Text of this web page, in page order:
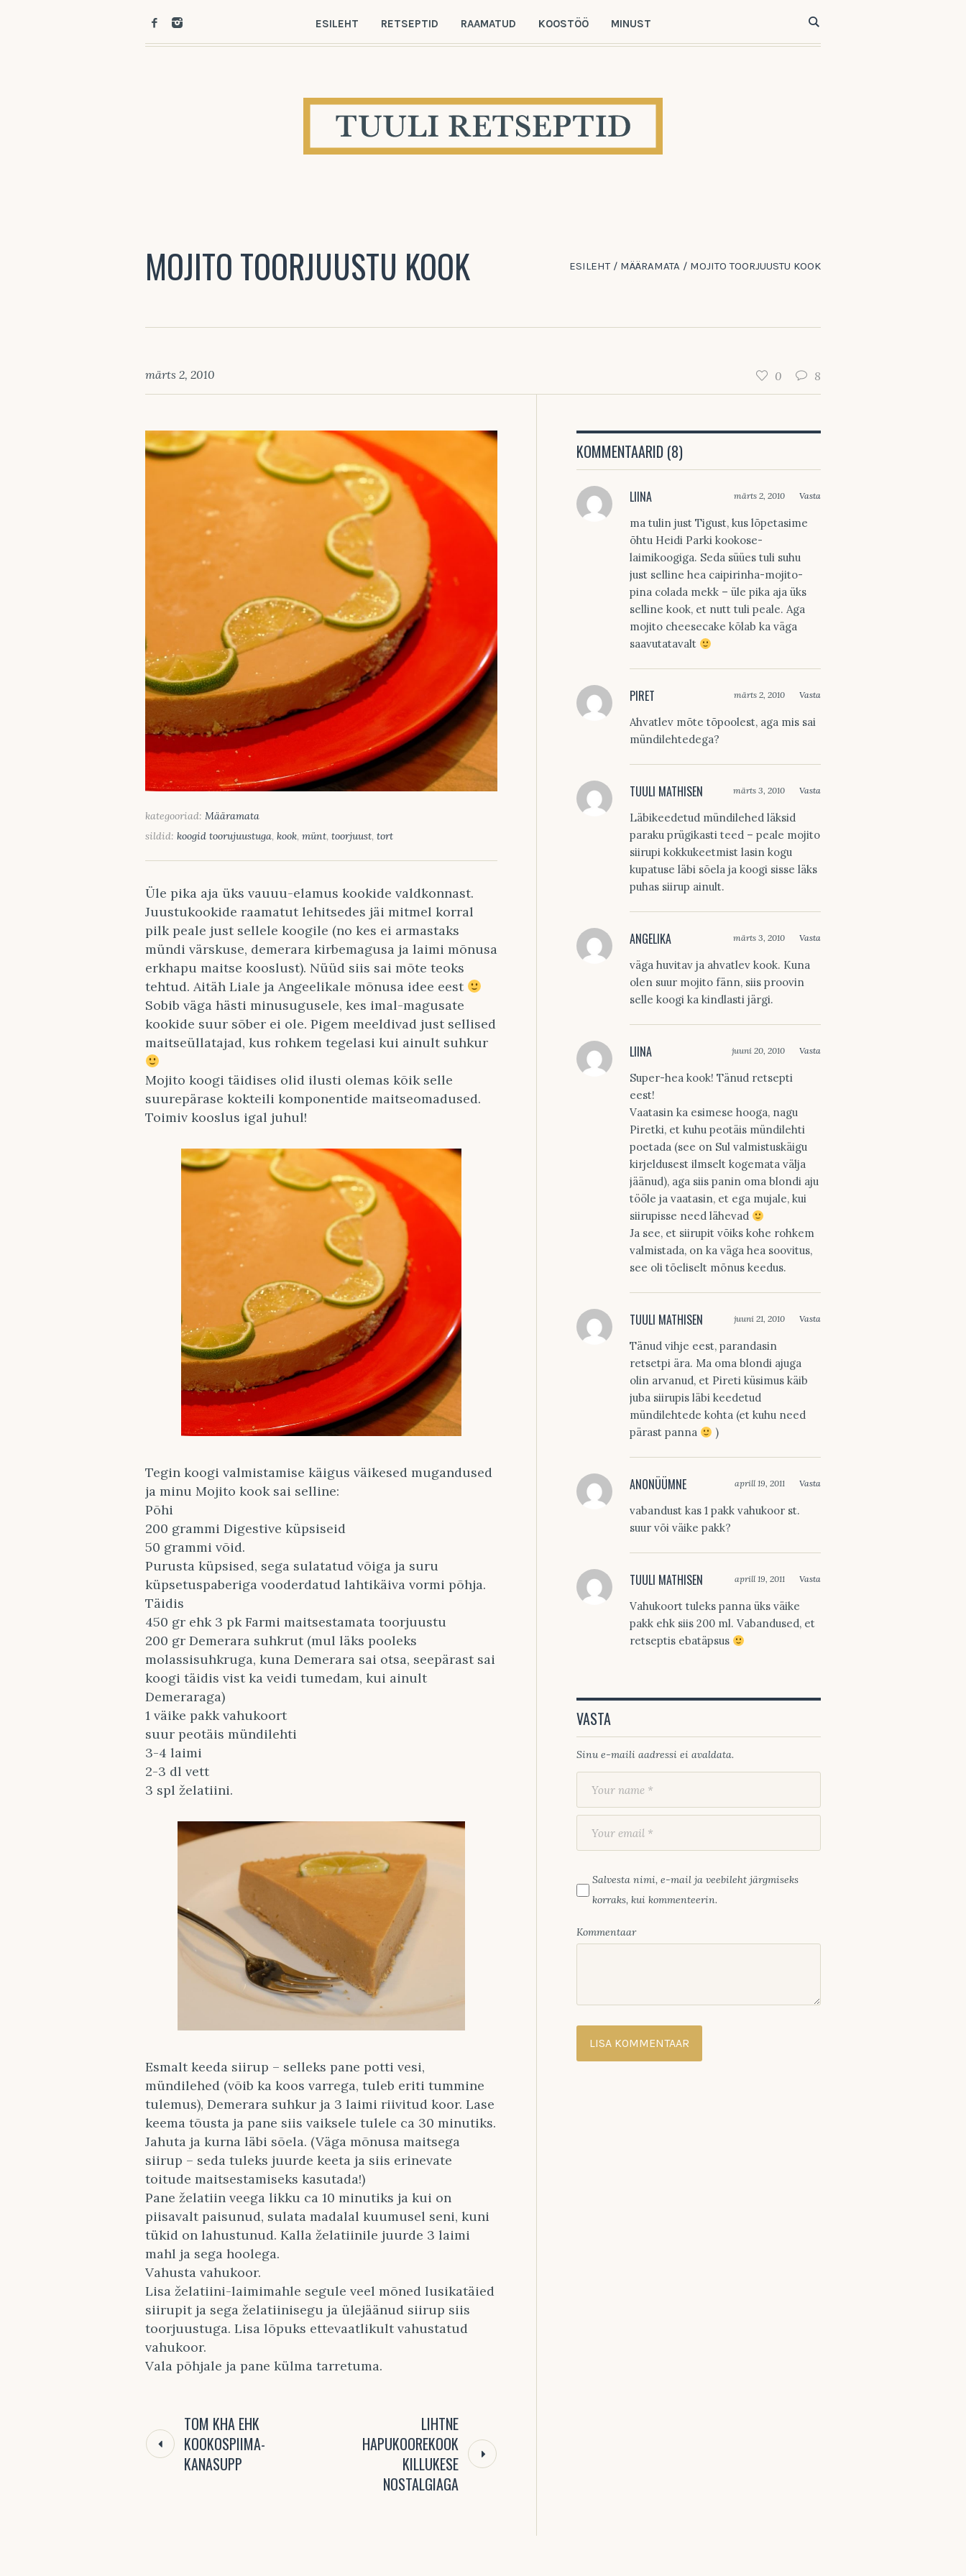
ESILEHT RETSEPTID RAAMATUD KOOSTÖÖ MINUST
MOJITO TOORJUUSTU KOOK ESILEHT / MÄÄRAMATA / MOJITO TOORJUUSTU KOOK
märts 2, 2010 8
0
kategooriad: Määramata
sildid: koogid toorujuustuga, kook, münt, toorjuust, tort
Üle pika aja üks vauuu-elamus kookide valdkonnast.
Juustukookide raamatut lehitsedes jäi mitmel korral
pilk peale just sellele koogile (no kes ei armastaks
mündi värskuse, demerara kirbemagusa ja laimi mõnusa
erkhapu maitse kooslust). Nüüd siis sai mõte teoks
tehtud. Aitäh Liale ja Angeelikale mõnusa idee eest
Sobib väga hästi minusugusele, kes imal-magusate
kookide suur sõber ei ole. Pigem meeldivad just sellised
maitseüllatajad, kus rohkem tegelasi kui ainult suhkur
Mojito koogi täidises olid ilusti olemas kõik selle
suurepärase kokteili komponentide maitseomadused.
Toimiv kooslus igal juhul!
Tegin koogi valmistamise käigus väikesed mugandused
ja minu Mojito kook sai selline:
Põhi
200 grammi Digestive küpsiseid
50 grammi võid.
Purusta küpsised, sega sulatatud võiga ja suru
küpsetuspaberiga vooderdatud lahtikäiva vormi põhja.
Täidis
450 gr ehk 3 pk Farmi maitsestamata toorjuustu
200 gr Demerara suhkrut (mul läks pooleks
molassisuhkruga, kuna Demerara sai otsa, seepärast sai
koogi täidis vist ka veidi tumedam, kui ainult
Demeraraga)
1 väike pakk vahukoort
suur peotäis mündilehti
3-4 laimi
2-3 dl vett
3 spl želatiini.
Esmalt keeda siirup – selleks pane potti vesi,
mündilehed (võib ka koos varrega, tuleb eriti tummine
tulemus), Demerara suhkur ja 3 laimi riivitud koor. Lase
keema tõusta ja pane siis vaiksele tulele ca 30 minutiks.
Jahuta ja kurna läbi sõela. (Väga mõnusa maitsega
siirup – seda tuleks juurde keeta ja siis erinevate
toitude maitsestamiseks kasutada!)
Pane želatiin veega likku ca 10 minutiks ja kui on
piisavalt paisunud, sulata madalal kuumusel seni, kuni
tükid on lahustunud. Kalla želatiinile juurde 3 laimi
mahl ja sega hoolega.
Vahusta vahukoor.
Lisa želatiini-laimimahle segule veel mõned lusikatäied
siirupit ja sega želatiinisegu ja ülejäänud siirup siis
toorjuustuga. Lisa lõpuks ettevaatlikult vahustatud
vahukoor.
Vala põhjale ja pane külma tarretuma.
TOM KHA EHK
KOOKOSPIIMA-
KANASUPP
LIHTNE
HAPUKOOREKOOK
KILLUKESE
NOSTALGIAGA
KOMMENTAARID (8)
LIINA märts 2, 2010 Vasta
ma tulin just Tigust, kus lõpetasime
õhtu Heidi Parki kookose-
laimikoogiga. Seda süües tuli suhu
just selline hea caipirinha-mojito-
pina colada mekk – üle pika aja üks
selline kook, et nutt tuli peale. Aga
mojito cheesecake kõlab ka väga
saavutatavalt
PIRET märts 2, 2010 Vasta
Ahvatlev mõte tõpoolest, aga mis sai
mündilehtedega?
TUULI MATHISEN märts 3, 2010 Vasta
Läbikeedetud mündilehed läksid
paraku prügikasti teed – peale mojito
siirupi kokkukeetmist lasin kogu
kupatuse läbi sõela ja koogi sisse läks
puhas siirup ainult.
ANGELIKA märts 3, 2010 Vasta
väga huvitav ja ahvatlev kook. Kuna
olen suur mojito fänn, siis proovin
selle koogi ka kindlasti järgi.
LIINA juuni 20, 2010 Vasta
Super-hea kook! Tänud retsepti
eest!
Vaatasin ka esimese hooga, nagu
Piretki, et kuhu peotäis mündilehti
poetada (see on Sul valmistuskäigu
kirjeldusest ilmselt kogemata välja
jäänud), aga siis panin oma blondi aju
tööle ja vaatasin, et ega mujale, kui
siirupisse need lähevad
Ja see, et siirupit võiks kohe rohkem
valmistada, on ka väga hea soovitus,
see oli tõeliselt mõnus keedus.
TUULI MATHISEN juuni 21, 2010 Vasta
Tänud vihje eest, parandasin
retsetpi ära. Ma oma blondi ajuga
olin arvanud, et Pireti küsimus käib
juba siirupis läbi keedetud
mündilehtede kohta (et kuhu need
pärast panna
)
ANONÜÜMNE aprill 19, 2011 Vasta
vabandust kas 1 pakk vahukoor st.
suur või väike pakk?
TUULI MATHISEN aprill 19, 2011 Vasta
Vahukoort tuleks panna üks väike
pakk ehk siis 200 ml. Vabandused, et
retseptis ebatäpsus
VASTA
Sinu e-maili aadressi ei avaldata.
Salvesta nimi, e-mail ja veebileht järgmiseks
korraks, kui kommenteerin.
Kommentaar